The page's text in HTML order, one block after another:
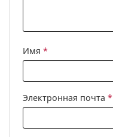
Имя *
Электронная почта *